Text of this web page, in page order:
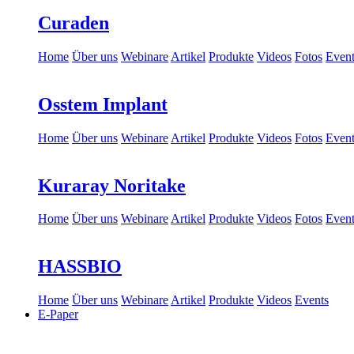
Curaden
Home Über uns Webinare Artikel Produkte Videos Fotos
Osstem Implant
Home Über uns Webinare Artikel Produkte Videos Fotos
Kuraray Noritake
Home Über uns WebinareArtikel Produkte Videos Fotos
HASSBIO
Home Über uns Webinare Artikel Produkte Videos Events
E-Paper